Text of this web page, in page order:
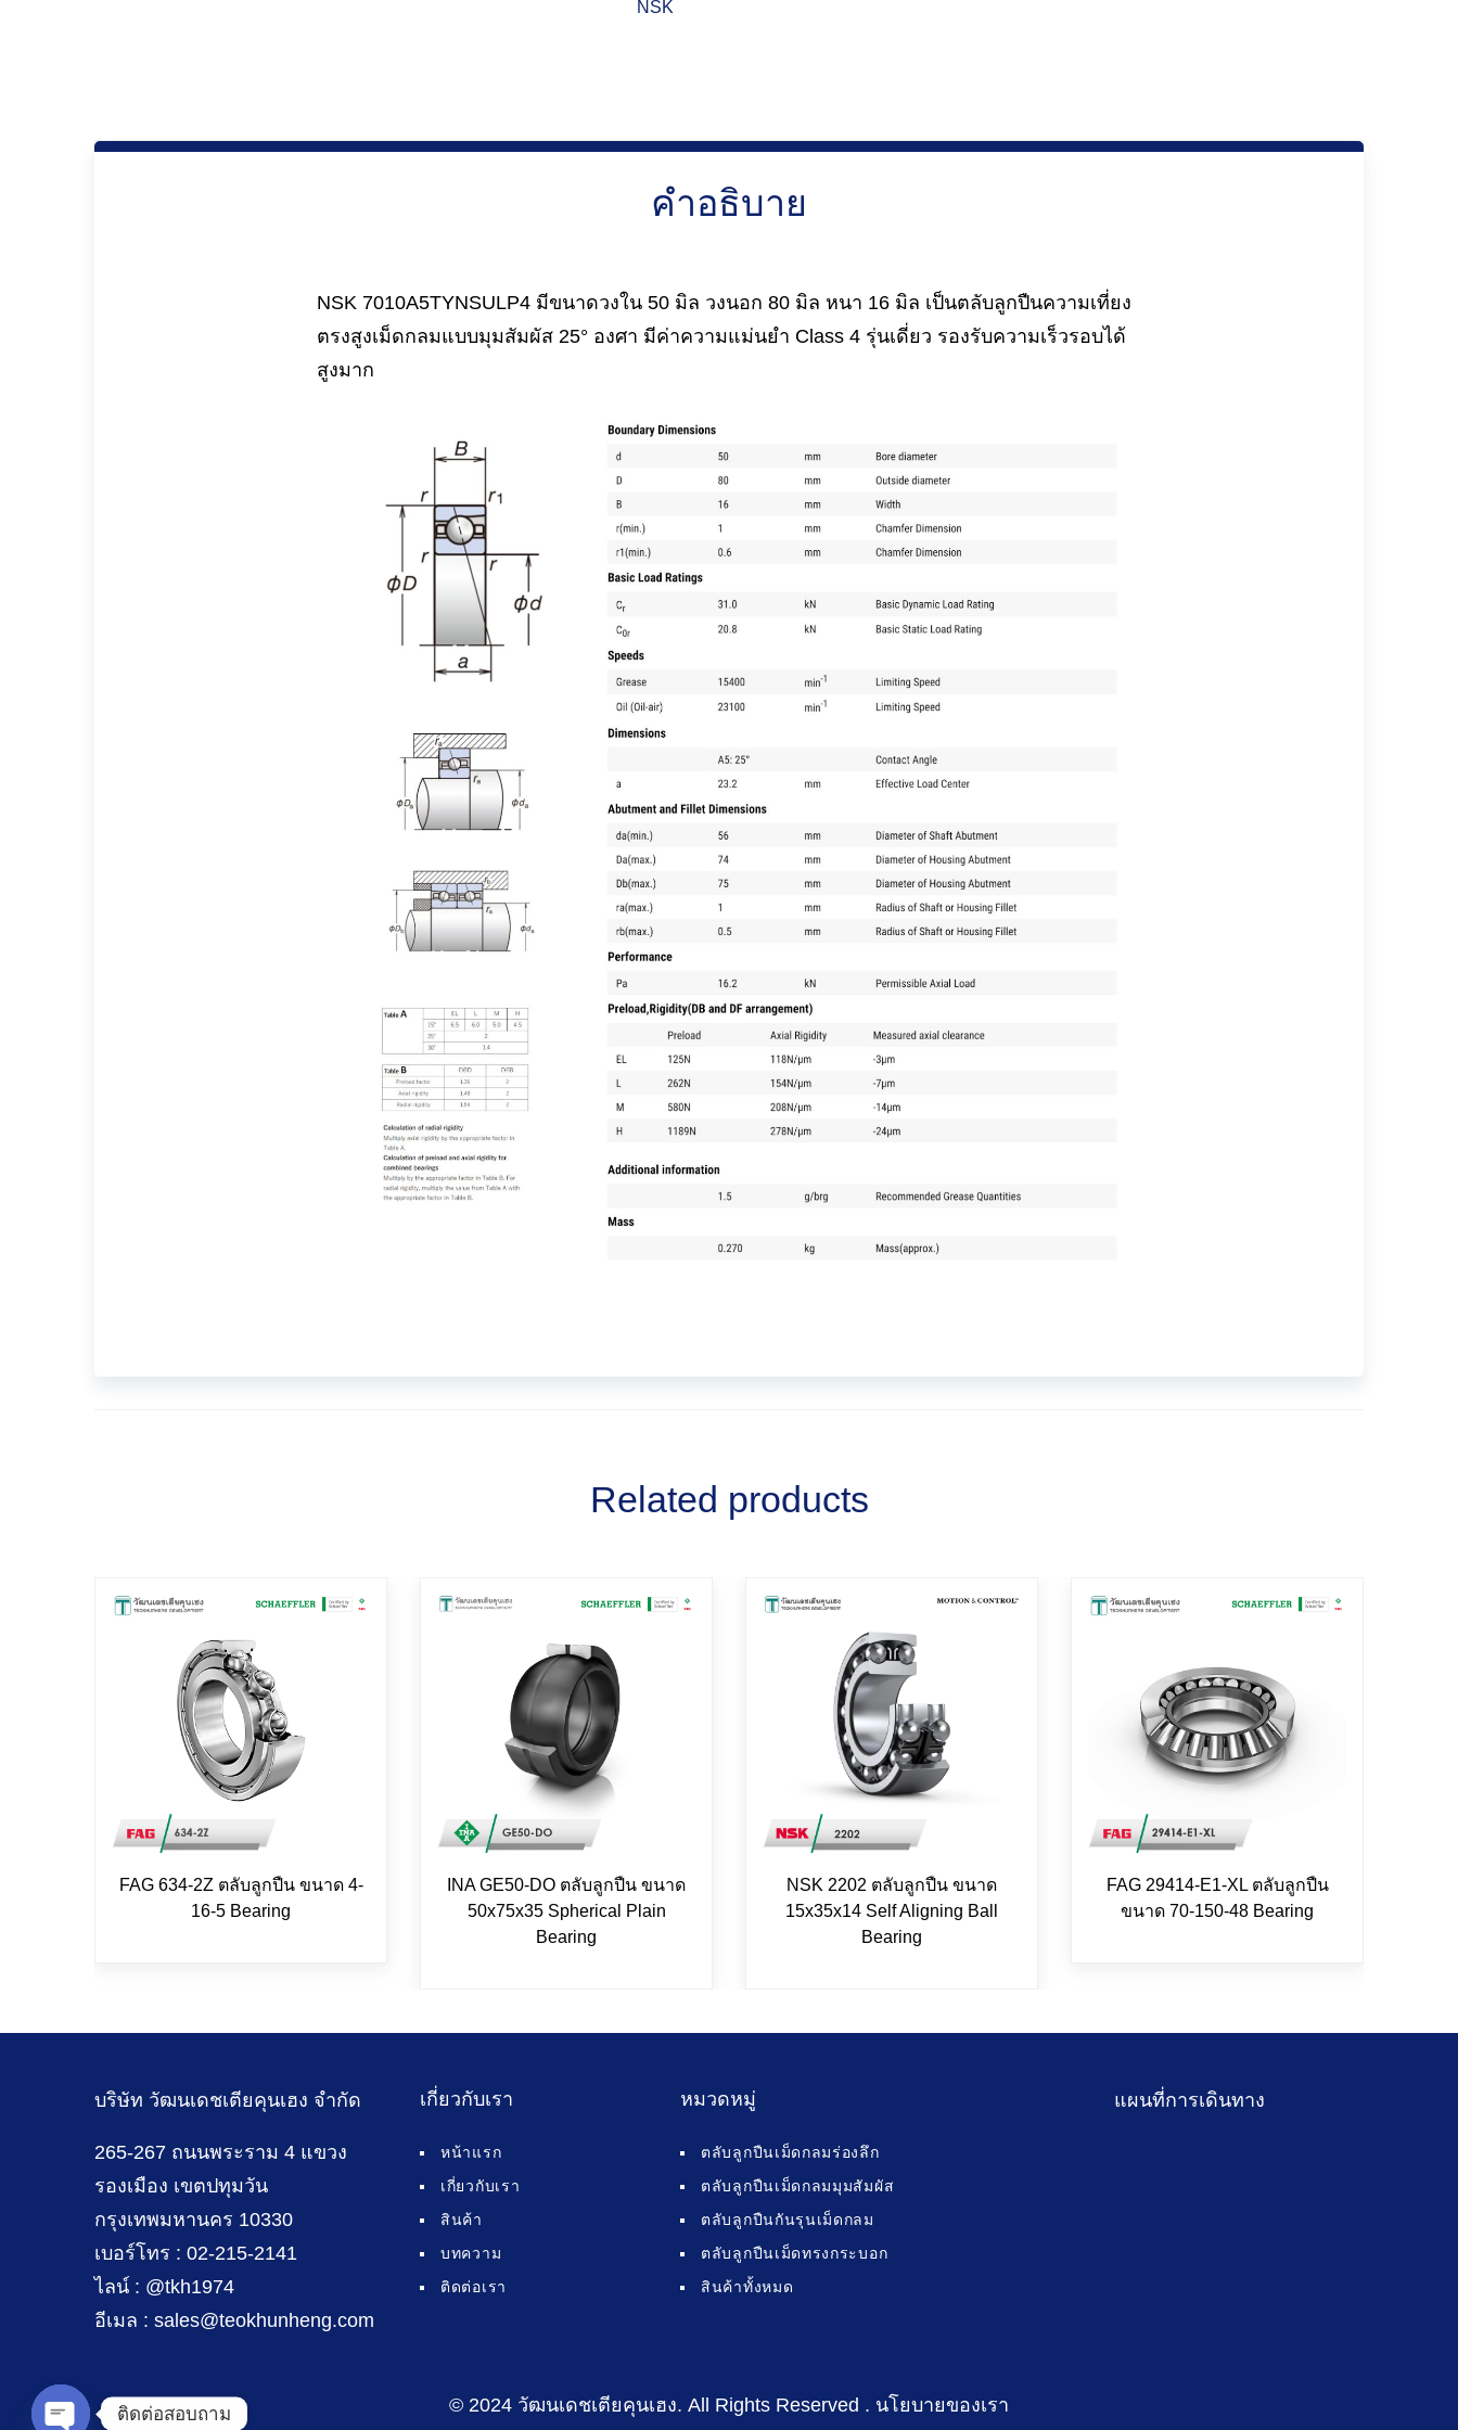
NSK
คำอธิบาย
NSK 7010A5TYNSULP4 มีขนาดวงใน 50 มิล วงนอก 80 มิล หนา 16 มิล เป็นตลับลูกปืนความเที่ยง
ตรงสูงเม็ดกลมแบบมุมสัมผัส 25° องศา มีค่าความแม่นยำ Class 4 รุ่นเดี่ยว รองรับความเร็วรอบได้
สูงมาก
Related products
FAG 634-2Z ตลับลูกปืน ขนาด 4-
16-5 Bearing
INA GE50-DO ตลับลูกปืน ขนาด
50x75x35 Spherical Plain
Bearing
NSK 2202 ตลับลูกปืน ขนาด
15x35x14 Self Aligning Ball
Bearing
FAG 29414-E1-XL ตลับลูกปืน
ขนาด 70-150-48 Bearing
บริษัท วัฒนเดชเตียคุนเฮง จำกัด
265-267 ถนนพระราม 4 แขวง
รองเมือง เขตปทุมวัน
กรุงเทพมหานคร 10330
เบอร์โทร : 02-215-2141
ไลน์ : @tkh1974
อีเมล : sales@teokhunheng.com
เกี่ยวกับเรา
หน้าแรก
เกี่ยวกับเรา
สินค้า
บทความ
ติดต่อเรา
หมวดหมู่
ตลับลูกปืนเม็ดกลมร่องลึก
ตลับลูกปืนเม็ดกลมมุมสัมผัส
ตลับลูกปืนกันรุนเม็ดกลม
ตลับลูกปืนเม็ดทรงกระบอก
สินค้าทั้งหมด
แผนที่การเดินทาง
© 2024 วัฒนเดชเตียคุนเฮง. All Rights Reserved . นโยบายของเรา
ติดต่อสอบถาม